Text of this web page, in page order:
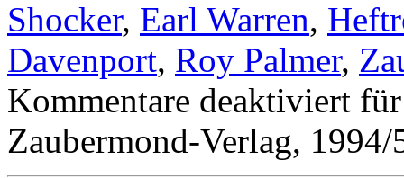
Shocker, Earl Warren,
Davenport, Roy Palmer,
Kommentare deaktiviert
Zaubermond-Verlag, 1994/